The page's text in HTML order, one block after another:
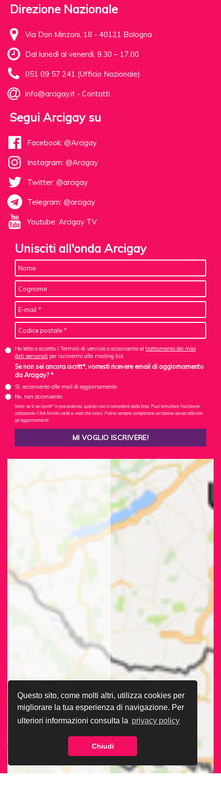
Questo sito, come molti altri, utilizza cookies per
migliorare la tua esperienza di navigazione. Per
ulteriori informazioni consulta la privacy policy
Chiudi
Direzione Nazionale
Via Don Minzoni, 18 - 40121 Bologna
Dal lunedì al venerdì, 9.30 – 17.00
051 09 57 241 (Ufficio Nazionale)
info@arcigay.it - Contatti
Segui Arcigay su
Facebook: @Arcigay
Instagram: @Arcigay
Twitter: @arcigay
Telegram: @arcigay
Youtube: Arcigay TV
Unisciti all'onda Arcigay
Ho letto e accetto i Termini di servizio e acconsento al trattamento dei miei
dati personali per iscrivermi alla mailing list
Se non sei ancora iscritt*, vorresti ricevere email di aggiornamento
da Arcigay? *
Sì, acconsento alle mail di aggiornamento
No, non acconsento
Nota: se ti sei iscritt* in precedenza, questo non ti cancellerà dalla lista. Puoi annullare l'iscrizione
utilizzando il link fornito nelle e-mail che ricevi. Potrai sempre completare un'azione senza attivare
gli aggiornamenti.